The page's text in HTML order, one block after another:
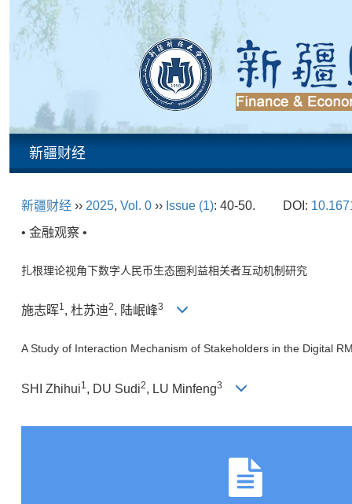
新疆财经
新疆财经 ›› 2025, Vol. 0 ›› Issue (1): 40-50. DOI:
• 金融观察 •
扎根理论视角下数字人民币生态圈利益相关者互动机制研究
施志晖1, 杜苏迪2, 陆岷峰3
A Study of Interaction Mechanism of Stakeholders in the Digital
SHI Zhihui1 , DU Sudi2, LU Minfeng3